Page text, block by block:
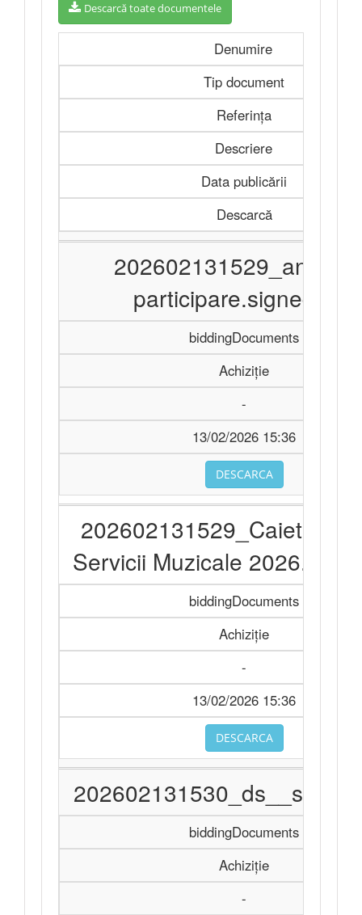
Descarcă toate documentele
Denumire
Tip document
Referința
Descriere
Data publicării
Descarcă
202602131529_anunt
participare.signed.pdf
biddingDocuments
Achiziție
-
13/02/2026 15:36
DESCARCA
202602131529_Caiet de
Servicii Muzicale
biddingDocuments
Achiziție
-
13/02/2026 15:36
DESCARCA
biddingDocuments
Achiziție
-